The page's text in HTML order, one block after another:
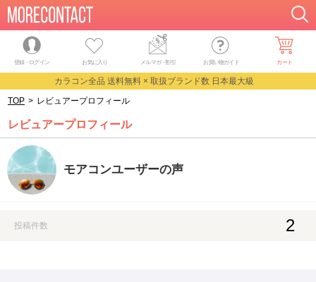
登録・ログイン お気に入り メルマガ・割引 お買い物ガイド カート
カラコン全品 送料無料 × 取扱ブランド数 日本最大級
TOP > レビュアープロフィール
レビュアープロフィール
モアコンユーザーの声
投稿件数 2